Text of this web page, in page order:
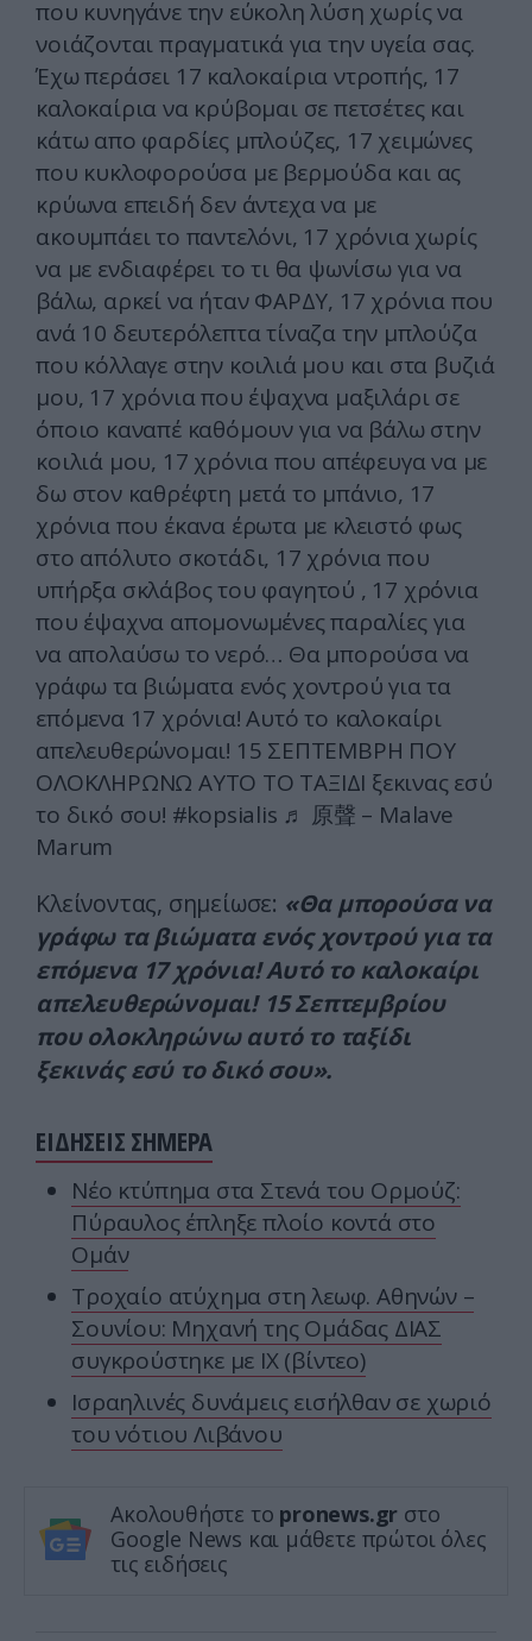
που κυνηγάνε την εύκολη λύση χωρίς να
νοιάζονται πραγματικά για την υγεία σας.
Έχω περάσει 17 καλοκαίρια ντροπής, 17
καλοκαίρια να κρύβομαι σε πετσέτες και
κάτω απο φαρδίες μπλούζες, 17 χειμώνες
που κυκλοφορούσα με βερμούδα και ας
κρύωνα επειδή δεν άντεχα να με
ακουμπάει το παντελόνι, 17 χρόνια χωρίς
να με ενδιαφέρει το τι θα ψωνίσω για να
βάλω, αρκεί να ήταν ΦΑΡΔΥ, 17 χρόνια που
ανά 10 δευτερόλεπτα τίναζα την μπλούζα
που κόλλαγε στην κοιλιά μου και στα βυζιά
μου, 17 χρόνια που έψαχνα μαξιλάρι σε
όποιο καναπέ καθόμουν για να βάλω στην
κοιλιά μου, 17 χρόνια που απέφευγα να με
δω στον καθρέφτη μετά το μπάνιο, 17
χρόνια που έκανα έρωτα με κλειστό φως
στο απόλυτο σκοτάδι, 17 χρόνια που
υπήρξα σκλάβος του φαγητού , 17 χρόνια
που έψαχνα απομονωμένες παραλίες για
να απολαύσω το νερό… Θα μπορούσα να
γράφω τα βιώματα ενός χοντρού για τα
επόμενα 17 χρόνια! Αυτό το καλοκαίρι
απελευθερώνομαι! 15 ΣΕΠΤΕΜΒΡΗ ΠΟΥ
ΟΛΟΚΛΗΡΩΝΩ ΑΥΤΟ ΤΟ ΤΑΞΙΔΙ ξεκινας εσύ
το δικό σου! #kopsialis ♬ 原聲 – Malave
Marum
Κλείνοντας, σημείωσε: «Θα μπορούσα να
γράφω τα βιώματα ενός χοντρού για τα
επόμενα 17 χρόνια! Αυτό το καλοκαίρι
απελευθερώνομαι! 15 Σεπτεμβρίου
που ολοκληρώνω αυτό το ταξίδι
ξεκινάς εσύ το δικό σου».
ΕΙΔΗΣΕΙΣ ΣΗΜΕΡΑ
Νέο κτύπημα στα Στενά του Ορμούζ:
Πύραυλος έπληξε πλοίο κοντά στο
Ομάν
Τροχαίο ατύχημα στη λεωφ. Αθηνών –
Σουνίου: Μηχανή της Ομάδας ΔΙΑΣ
συγκρούστηκε με ΙΧ (βίντεο)
Ισραηλινές δυνάμεις εισήλθαν σε χωριό
του νότιου Λιβάνου
Ακολουθήστε το pronews.gr στο
Google News και μάθετε πρώτοι όλες
τις ειδήσεις